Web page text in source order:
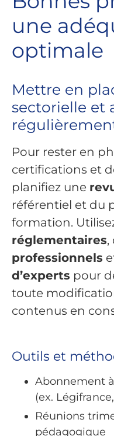
une
optimale
Mettre en
sectorielle et
Pour rester en
certifications et
planifiez une
référentiel et du
formation.
réglementaires,
professionnels
d’experts pour
toute
contenus en
Outils et
Abonnement
(ex.
Réunions
pédagogique